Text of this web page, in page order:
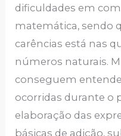
dificuldades em
matemática, sendo
carências está nas
números naturais.
conseguem
ocorridas durante o
elaboração das
básicas de adição,